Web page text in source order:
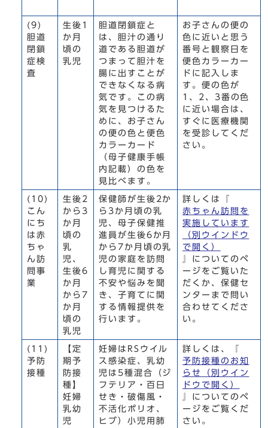
(9)
胆道
閉鎖
症検
査
生後1
か月
頃の
乳児
胆道閉鎖症と
は、胆汁の通り
道である胆道が
つまって胆汁を
腸に出すことが
できなくなる病
気です。この病
気を見つけるた
めに、お子さん
の便の色と便色
カラーカード
（母子健康手帳
内記載）の色を
見比べます。
お子さんの便の
色に近いと思う
番号と観察日を
便色カラーカー
ドに記入しま
す。便の色が
1、2、3番の色
に近い場合は、
すぐに医療機関
を受診してくだ
さい。
(10)
こん
にち
は赤
ちゃ
ん訪
問事
業
生後2
から3
か月
頃の
乳
児、
生後6
か月
から7
か月
頃の
乳児
保健師が生後2か
ら3か月頃の乳
児、母子保健推
進員が生後6か月
から7か月頃の乳
児の家庭を訪問
し育児に関する
不安や悩みを聞
き、子育てに関
する情報提供を
行います。
詳しくは『
赤ちゃん訪問を
実施しています
（別ウインドウ
で開く）
』についてのペ
ージをご覧いた
だくか、保健セ
ンターまで問い
合わせてくださ
い。
(11)
予防
接種
【定
期予
防接
種】
妊婦
乳幼
児
妊婦はRSウイル
ス感染症、乳幼
児は5種混合（ジ
フテリア・百日
せき・破傷風・
不活化ポリオ、
ヒブ）小児用肺
詳しくは、『
予防接種のお知
らせ
（別ウイン
ドウで開く）
』についてのペ
ージをご覧くだ
さい。